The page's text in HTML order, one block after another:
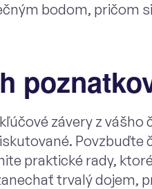
bodom, pričom
závery z vášho
Povzbuďte
praktické rady,
trvalý dojem,